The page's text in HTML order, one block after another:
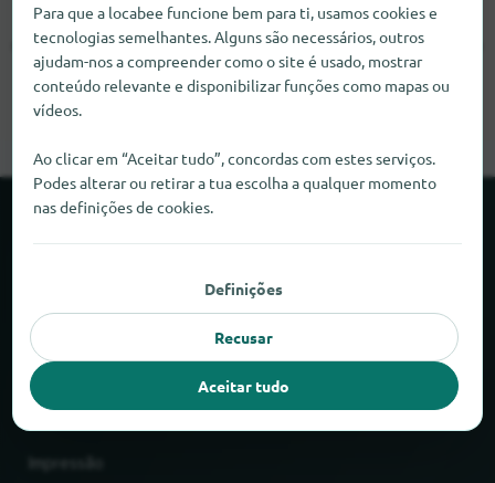
Lamentamos, mas não conseguimos encontrar Farinha neste
momento. Se souber onde encontrar Farinha, ficaríamos muito
satisfeitos se nos informasse.
Parceiros
Jurídico
Para que a locabee funcione bem para ti, usamos cookies e
tecnologias semelhantes. Alguns são necessários, outros
ajudam-nos a compreender como o site é usado, mostrar
conteúdo relevante e disponibilizar funções como mapas ou
vídeos.
Ao clicar em “Aceitar tudo”, concordas com estes serviços.
Podes alterar ou retirar a tua escolha a qualquer momento
nas definições de cookies.
Definições
Recusar
Aceitar tudo